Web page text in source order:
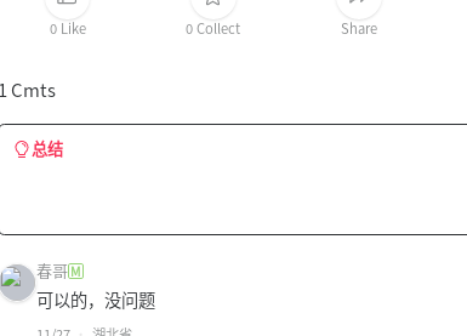
0 Like 0 Collect Share
1 Cmts
总结
春哥 M
可以的，没问题